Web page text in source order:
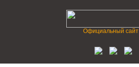
Официальный сайт